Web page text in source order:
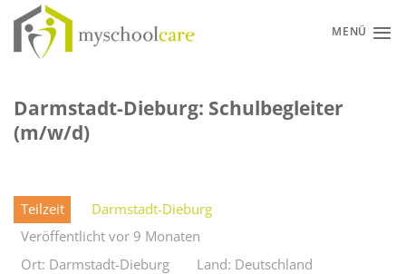
Zum
Inhalt
springen
MENÜ
Darmstadt-Dieburg: Schulbegleiter
(m/w/d)
Teilzeit
Darmstadt-Dieburg
Veröffentlicht vor 9 Monaten
Ort: Darmstadt-Dieburg
Land: Deutschland